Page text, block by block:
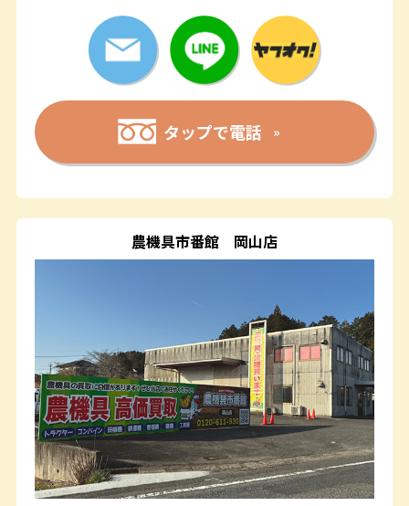
タップで電話
農機具市番館 岡山店